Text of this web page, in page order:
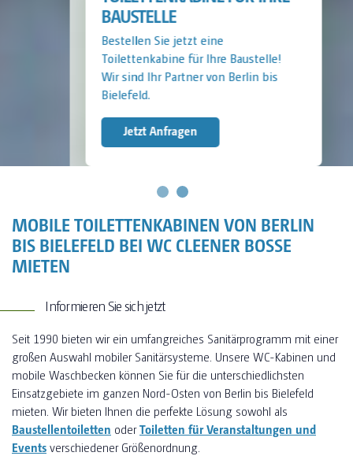
BAUSTELLE
Bestellen Sie jetzt eine
Toilettenkabine für Ihre Baustelle!
Wir sind Ihr Partner von Berlin bis
Jetzt Anfragen
MOBILE TOILETTENKABINEN VON BERLIN
BIS BIELEFELD BEI WC CLEENER BOSSE
MIETEN
Informieren Sie sich jetzt
Seit 1990 bieten wir ein umfangreiches Sanitärprogramm mit einer
großen Auswahl mobiler Sanitärsysteme. Unsere WC-Kabinen und
mobile Waschbecken können Sie für die unterschiedlichsten
Einsatzgebiete im ganzen Nord-Osten von Berlin bis Bielefeld
mieten. Wir bieten Ihnen die perfekte Lösung sowohl als
Baustellentoiletten oderToiletten für Veranstaltungen und
Eventsverschiedener Größenordnung.